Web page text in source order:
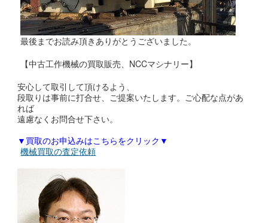
最後までお読み頂きありがとうございました。
【中古工作機械の買取販売、NCCマシナリー】
安心して取引して頂けるよう、
段取りは事前に打合せ、ご提案いたします。ご心配な点があ
れば
遠慮なくお問合せ下さい。
▼買取のお申込みはこちらをクリック▼
機械買取の査定依頼